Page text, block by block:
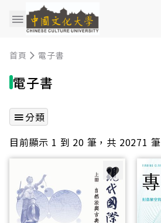
首頁 電子書
電子書
分類
目前顯示 1 到 20 筆，共 20271 筆